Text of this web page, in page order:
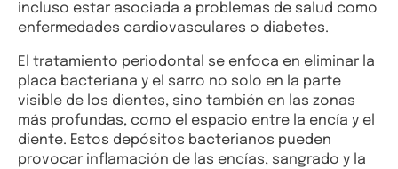
incluso estar asociada a problemas de salud como
enfermedades cardiovasculares o diabetes.
El tratamiento periodontal se enfoca en eliminar la
placa bacteriana y el sarro no solo en la parte
visible de los dientes, sino también en las zonas
más profundas, como el espacio entre la encía y el
diente. Estos depósitos bacterianos pueden
provocar inflamación de las encías, sangrado y la